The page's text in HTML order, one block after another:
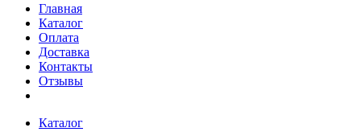
Главная
Каталог
Оплата
Доставка
Контакты
Отзывы
Каталог